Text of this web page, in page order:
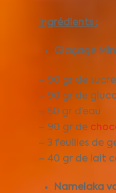
Ingrédients :
Glaçage
– 90 gr de sucre
– 90 gr de
– 50 gr d’eau
– 90 gr de
– 3 feuilles de
– 40 gr de lait
Namelaka